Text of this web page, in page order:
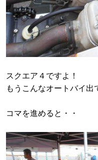
スクエア４ですよ！
もうこんなオートバイ出
コマを進めると・・